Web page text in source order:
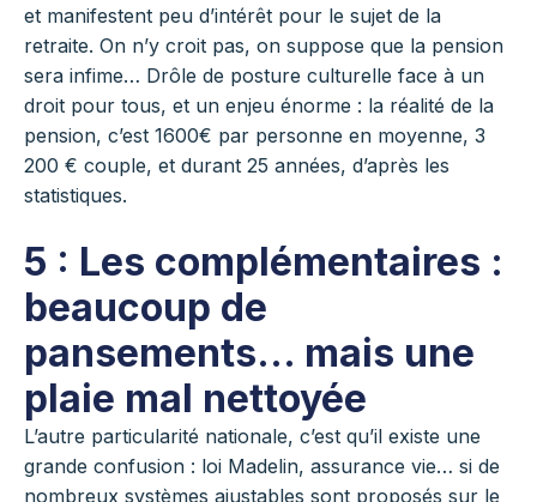
et manifestent peu d’intérêt pour le sujet de la
retraite. On n’y croit pas, on suppose que la pension
sera infime… Drôle de posture culturelle face à un
droit pour tous, et un enjeu énorme : la réalité de la
pension, c’est 1600€ par personne en moyenne, 3
200 € couple, et durant 25 années, d’après les
statistiques.
5 : Les complémentaires :
beaucoup de
pansements… mais une
plaie mal nettoyée
L’autre particularité nationale, c’est qu’il existe une
grande confusion : loi Madelin, assurance vie… si de
nombreux systèmes ajustables sont proposés sur le